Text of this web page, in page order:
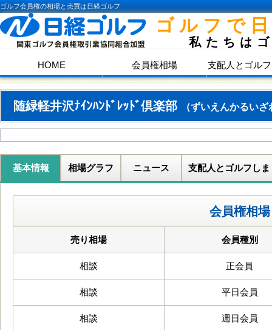
ゴルフ会員権の相場と売買は日経ゴルフ
ゴルフで
私たちは
HOME 会員権相場 支配人とゴル
随緑軽井沢ﾅｲﾝﾊﾝﾄﾞﾚｯﾄﾞ倶楽部 （ずいえんかるい
基本情報 相場グラフ ニュース 支配人とゴルフしま
会員権相場
売り相場 会員種別
相談 正会員
相談 平日会員
相談 週日会員